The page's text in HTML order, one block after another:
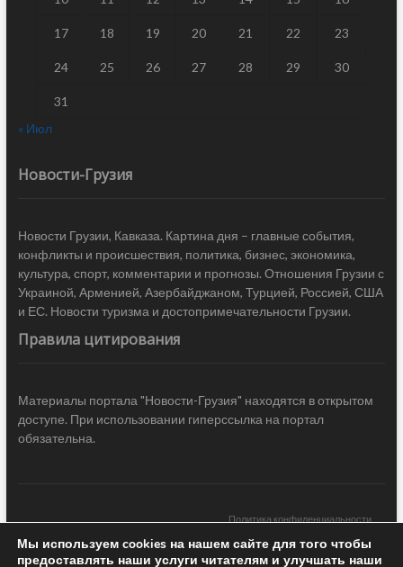
17 18 19 20 21 22 23
24 25 26 27 28 29 30
31
« Июл
Новости-Грузия
Новости Грузии, Кавказа. Картина дня – главные события,
конфликты и происшествия, политика, бизнес, экономика,
культура, спорт, комментарии и прогнозы. Отношения Грузии с
Украиной, Арменией, Азербайджаном, Турцией, Россией, США
и ЕС. Новости туризма и достопримечательности Грузии.
Правила цитирования
Материалы портала "Новости-Грузия" находятся в открытом
доступе. При использовании гиперссылка на портал
обязательна.
Политика конфиденциальности
Новости Грузии| Black Sea Press LTD © 2020 All Rights Reserved /
Мы используем cookies на нашем сайте для того чтобы
предоставлять наши услуги читателям и улучшать наши